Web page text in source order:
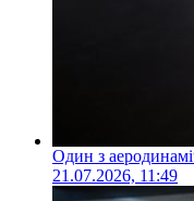
Один з
21.07.2026, 11:49